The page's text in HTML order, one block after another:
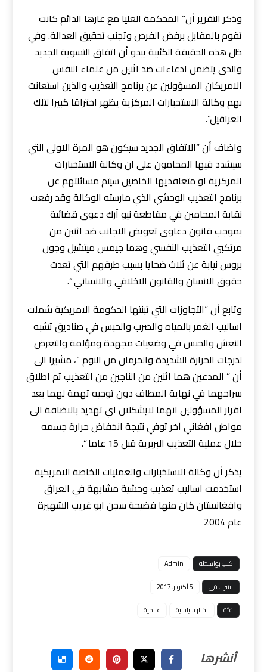
وذكر التقرير أن” المحكمة العليا مع عارها الدائم كانت
تقوم بالمقابل برفض الفرص وتجنب تحقيق العدالة. وفي
ظل هذه الحقيقة الكئيبة يبدو أن اتفاق التسوية الجديد
والذي يتضمن ادعاءات ضد اثنين من علماء النفس
الامريكان المسؤولين عن برنامج التعذيب والذين استعانت
بهم وكالة الاستخبارات المركزية يظهر اختراقا كبيرا لتلك
العراقيل”.
واضاف أن “الاتفاق الجديد سيكون هو المرة الاولى التي
سيشدد فيها المحامون على ان وكالة الاستخبارات
المركزية او متعاقديها الخاصين سيتم مسائلتهم عن
برنامج التعذيب الوحشي الذي مارسته الوكالة وقد رفعت
نقابة المحامين في مقاطعة نيو آرك دعوى قضائية
بموجب قانون دعاوى تعويض الاجانب ضد اثنين من
مرتكبي التعذيب النفسي وهما جيمس ميتشيل وجون
بروس نيابة عن ثلاث ضحايا بسبب طرقهم التي تعدت
حقوق الانسان والقانون الاخلاقي والانساني “.
وتابع أن “التجاوزات التي تبنتها الحكومة الامريكية شملت
اساليب الغمر بالمياه والضرب والحبس في صناديق تشبه
النعش والحبس في وضعيات مجهدة ومؤلمة والتعرض
لدرجات الحرارة الشديدة والحرمان من النوم “، مشيرا الى
أن ” المدعين هما اثنين من الناجين من التعذيب تم اطلاق
سراحهما في نهاية المطاف دون توجيه تهمة لهما بعد
اقرار المسؤولين انهما لايشكلان اي تهديد بالاضافة الى
مواطن افغاني آخر توفي نتيجة انخفاض حرارة جسمه
خلال عملية التعذيب البربرية قبل 15 عاما “.
يذكر أن وكالة الاستخبارات والعمليات الخاصة الامريكية
استخدمت اساليب تعذيب وحشية مشابهة في العراق
وافغانستان كان منها فضيحة سجن ابو غريب الشهيرة
عام 2004
كتب بواسطة
Admin
نشرت في
5 أكتوبر، 2017
فئة
اخبار سياسية عالمية